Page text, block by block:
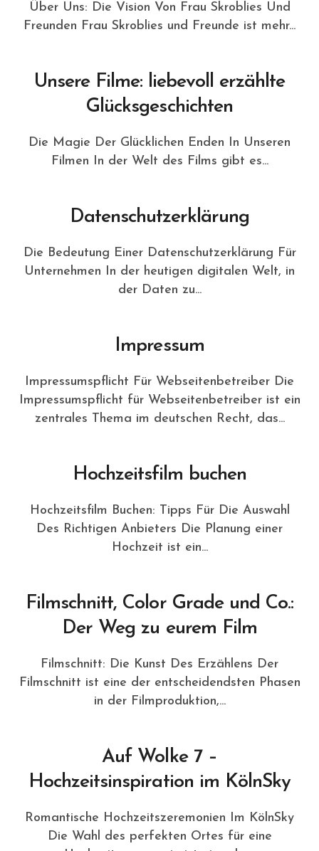
Über Uns: Die Vision Von Frau Skroblies Und
Freunden Frau Skroblies und Freunde ist mehr...
Unsere Filme: liebevoll erzählte
Glücksgeschichten
Die Magie Der Glücklichen Enden In Unseren
Filmen In der Welt des Films gibt es...
Datenschutzerklärung
Die Bedeutung Einer Datenschutzerklärung Für
Unternehmen In der heutigen digitalen Welt, in
der Daten zu...
Impressum
Impressumspflicht Für Webseitenbetreiber Die
Impressumspflicht für Webseitenbetreiber ist ein
zentrales Thema im deutschen Recht, das...
Hochzeitsfilm buchen
Hochzeitsfilm Buchen: Tipps Für Die Auswahl
Des Richtigen Anbieters Die Planung einer
Hochzeit ist ein...
Filmschnitt, Color Grade und Co.:
Der Weg zu eurem Film
Filmschnitt: Die Kunst Des Erzählens Der
Filmschnitt ist eine der entscheidendsten Phasen
in der Filmproduktion,...
Auf Wolke 7 –
Hochzeitsinspiration im KölnSky
Romantische Hochzeitszeremonien Im KölnSky
Die Wahl des perfekten Ortes für eine